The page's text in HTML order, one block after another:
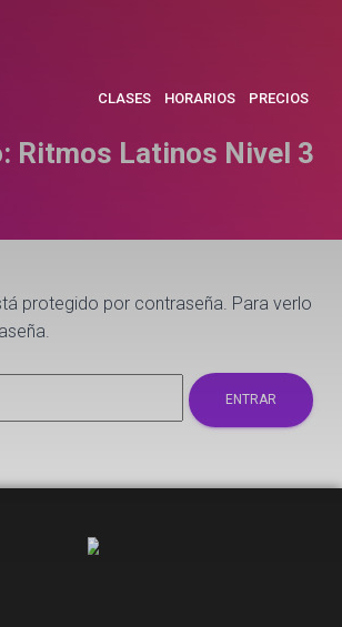
CLASES HORARIOS PRECIOS
Ritmos Latinos Nivel 3
protegido por contraseña. Para verlo